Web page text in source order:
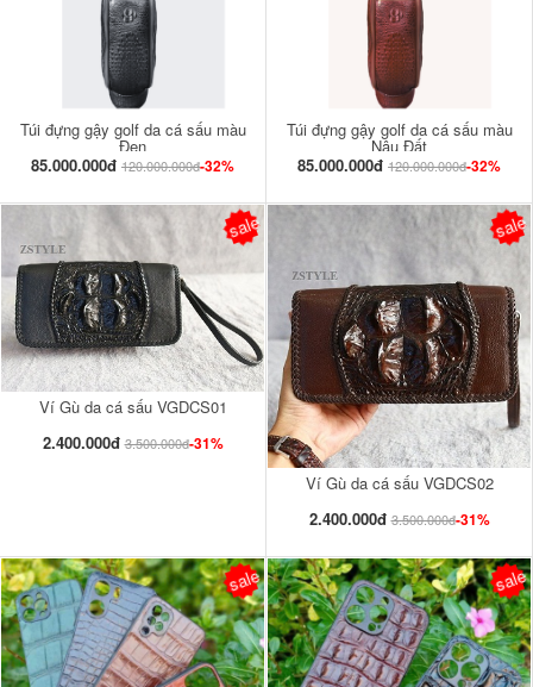
Túi đựng gậy golf da cá sấu màu
Đen
85.000.000đ 120.000.000đ-32%
Túi đựng gậy golf da cá sấu màu
Nâu Đất
85.000.000đ 120.000.000đ-32%
Ví Gù da cá sấu VGDCS01
2.400.000đ 3.500.000đ-31%
sale
Ví Gù da cá sấu VGDCS02
2.400.000đ 3.500.000đ-31%
sale
sale sale